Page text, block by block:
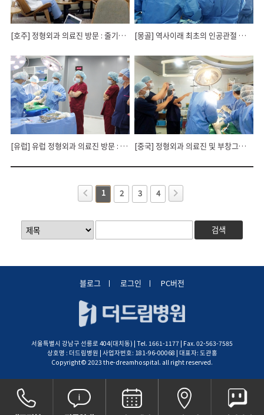
[호주] 정형외과 의료진 방문 : 줄기세포 이식수술 강연 [몽골] 역사이래 최초의 인공관절 재치환술 시행
[유럽] 유럽 정형외과 의료진 방문 : 줄기세포 이식수술 참관 [중국] 정형외과 의료진 및 부창그룹 방문 : 줄기세포 이식술 시연
1 2 3 4
검색
블로그 로그인 PC버전
서울특별시 강남구 선릉로 404(대치동) | Tel. 1661-1177 | Fax. 02-563-7585
상호명 : 더드림병원 | 사업자번호: 181-96-00068 | 대표자: 도관홍
Copyright© 2023 the-dreamhospital. all right reserved.